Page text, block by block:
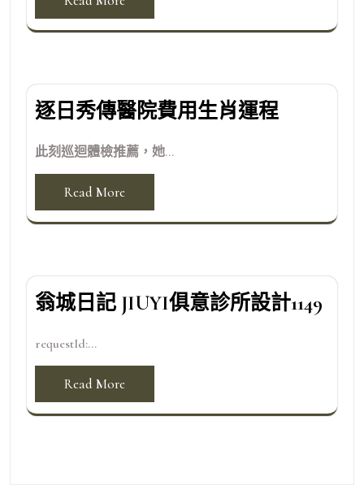
逐日秀傳醫院費用生肖運程
此刻巡迴體檢推薦，她...
Read More
翁城日記 JIUYI俱意診所設計1149
requestId:...
Read More